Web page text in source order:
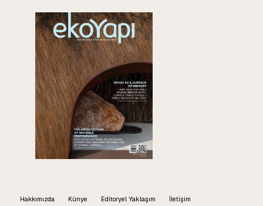
Hakkımızda Künye Editoryel Yaklaşım İletişim